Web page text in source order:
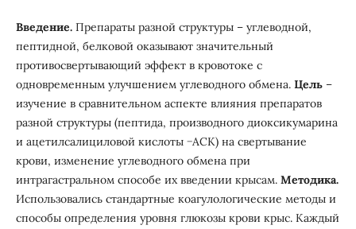
Введение.Препараты разной структуры – углеводной,
пептидной, белковой оказывают значительный
противосвертывающий эффект в кровотоке с
одновременным улучшением углеводного обмена. Цель–
изучение в сравнительном аспекте влияния препаратов
разной структуры (пептида, производного диоксикумарина
и ацетилсалициловой кислоты −АСК) на свертывание
крови, изменение углеводного обмена при
интрагастральном способе их введении крысам. Методика.
Использовались стандартные коагулологические методы и
способы определения уровня глюкозы крови крыс. Каждый